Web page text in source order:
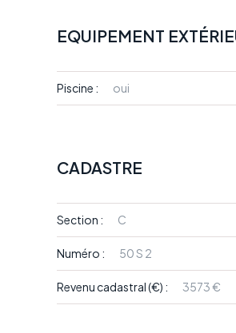
EQUIPEMENT
Piscine : oui
CADASTRE
Section : C
Numéro : 50 S 2
Revenu cadastral (€) : 3573 €